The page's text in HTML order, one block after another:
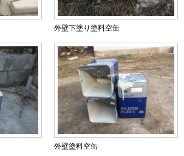
外壁下塗り塗料空缶
外壁塗料空缶